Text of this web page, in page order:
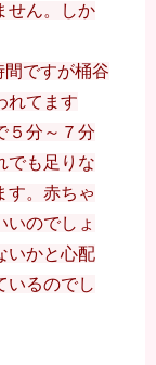
せん。しか
ですが桶谷
れてます
５分～７分
でも足りな
す。赤ちゃ
いのでしょ
いかと心配
いるのでし